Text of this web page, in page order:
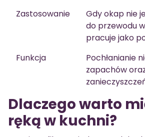
Zastosowanie
Gdy okap nie
do przewodu
pracuje jako
Funkcja
Pochłanianie
zapachów
Dlaczego warto
ręką w kuchni?